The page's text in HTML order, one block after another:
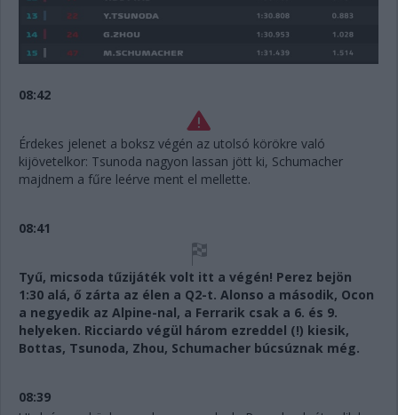
08:42
Érdekes jelenet a boksz végén az utolsó körökre való
kijövetelkor: Tsunoda nagyon lassan jött ki, Schumacher
majdnem a fűre leérve ment el mellette.
08:41
Tyű, micsoda tűzijáték volt itt a végén! Perez bejön
1:30 alá, ő zárta az élen a Q2-t. Alonso a második, Ocon
a negyedik az Alpine-nal, a Ferrarik csak a 6. és 9.
helyeken. Ricciardo végül három ezreddel (!) kiesik,
Bottas, Tsunoda, Zhou, Schumacher búcsúznak még.
08:39